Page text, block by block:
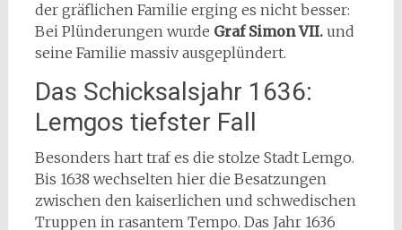
der gräflichen Familie erging es nicht besser:
Bei Plünderungen wurde Graf Simon VII.und
seine Familie massiv ausgeplündert.
Das Schicksalsjahr 1636:
Lemgos tiefster Fall
Besonders hart traf es die stolze Stadt Lemgo.
Bis 1638 wechselten hier die Besatzungen
zwischen den kaiserlichen und schwedischen
Truppen in rasantem Tempo. Das Jahr 1636